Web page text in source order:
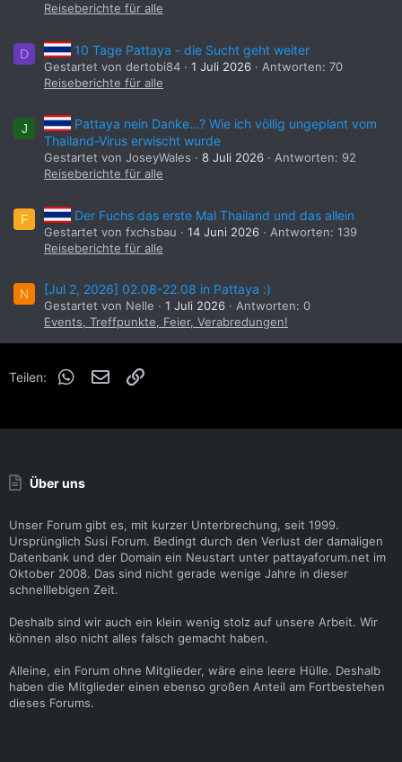
Reiseberichte für alle
D 10 Tage Pattaya - die Sucht geht weiter
Gestartet von dertobi84 1 Juli 2026
Antworten: 70
Reiseberichte für alle
J
Pattaya nein Danke…? Wie ich völlig ungeplant vom
Thailand-Virus erwischt wurde
Gestartet von JoseyWales 8 Juli 2026
Antworten: 92
Reiseberichte für alle
F Der Fuchs das erste Mal Thailand und das allein
Gestartet von fxchsbau 14 Juni 2026
Antworten: 139
Reiseberichte für alle
N [Jul 2, 2026] 02.08-22.08 in Pattaya :)
Gestartet von Nelle 1 Juli 2026
Antworten: 0
Events, Treffpunkte, Feier, Verabredungen!
Teilen: WhatsApp
E-Mail
Über uns
Unser Forum gibt es, mit kurzer Unterbrechung, seit 1999.
Ursprünglich Susi Forum. Bedingt durch den Verlust der damaligen
Datenbank und der Domain ein Neustart unter pattayaforum.net im
Oktober 2008. Das sind nicht gerade wenige Jahre in dieser
schnelllebigen Zeit.
Deshalb sind wir auch ein klein wenig stolz auf unsere Arbeit. Wir
können also nicht alles falsch gemacht haben.
Alleine, ein Forum ohne Mitglieder, wäre eine leere Hülle. Deshalb
haben die Mitglieder einen ebenso großen Anteil am Fortbestehen
dieses Forums.